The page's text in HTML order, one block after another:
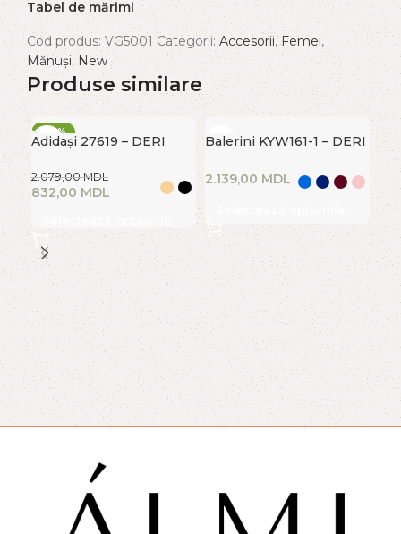
Tabel de mărimi
Cod produs: VG5001 Categorii: Accesorii, Femei,
Mănuși, New
Produse similare
-60%
FIERBINTE
Adidași 27619 – DERI
2.079,00MDL
832,00 MDL
Balerini KYW161-1 – DERI
MDL
-